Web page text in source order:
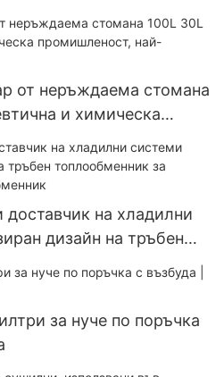
от неръждаема стомана
и химическа
продукт
на хладилни
дизайн на тръбен
за нуче по поръчка